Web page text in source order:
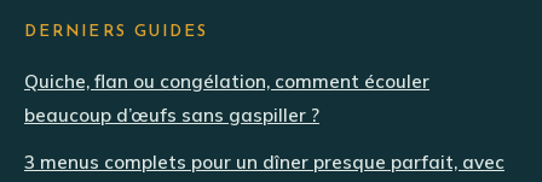
DERNIERS GUIDES
Quiche, flan ou congélation, comment écouler
beaucoup d’œufs sans gaspiller ?
3 menus complets pour un dîner presque parfait, avec